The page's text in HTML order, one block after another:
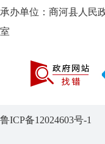
承办单位：商河县人民
室
鲁ICP备12024603号-1